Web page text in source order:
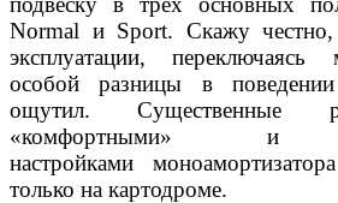
Normal и Sport. Скажу
эксплуатации,
особойразницы в
ощутил. Существенные
«комфортными» и
настройками
только на картодроме.